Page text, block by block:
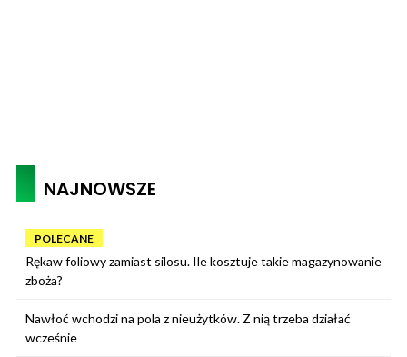
NAJNOWSZE
POLECANE
Rękaw foliowy zamiast silosu. Ile kosztuje takie magazynowanie
zboża?
Nawłoć wchodzi na pola z nieużytków. Z nią trzeba działać
wcześnie